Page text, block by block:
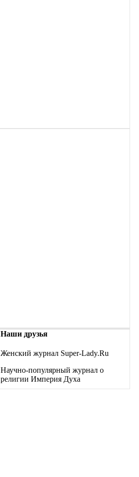
Наши друзья
Женский журнал Super-Lady.Ru
Научно-популярный журнал о
религии Империя Духа